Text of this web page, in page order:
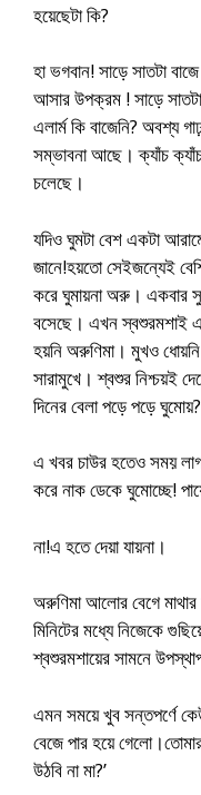
হয়েছেটা কি?
হা ভগবান! সাড়ে সাতটা
আসার উপক্রম ! সাড়ে
এলার্ম কি বাজেনি? অবশ্য
সম্ভাবনা আছে। ক্যাঁচ
চলেছে।
যদিও ঘুমটা বেশ একটা
জানে!হয়তো সেইজন্যেই
করে ঘুমায়না অরু। একবার
বসেছে। এখন স্বশুরমশাই
হয়নি অরুণিমা। মুখও
সারামুখে। শ্বশুর নিশ্চয়ই
দিনের বেলা পড়ে পড়ে
এ খবর চাউর হতেও সময়
করে নাক ডেকে ঘুমোচ্ছে!
না!এ হতে দেয়া যায়না।
অরুণিমা আলোর বেগে
মিনিটের মধ্যে নিজেকে
শ্বশুরমশায়ের সামনে
এমন সময়ে খুব সন্তপর্ণে
বেজে পার হয়ে
উঠবি না মা?’